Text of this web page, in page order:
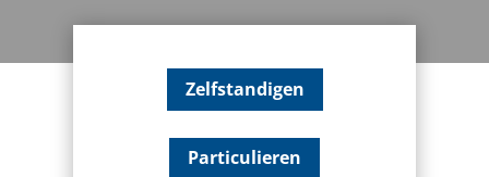
Zelfstandigen
Particulieren